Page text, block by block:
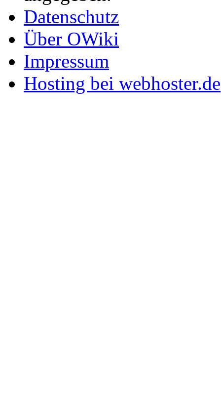
Datenschutz
Über OWiki
Impressum
Hosting bei webhoster.de